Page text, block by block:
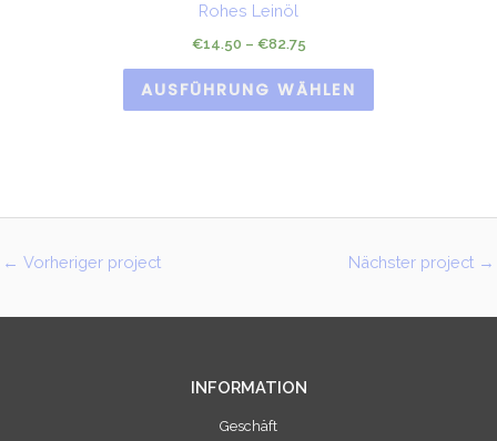
Rohes Leinöl
€14.50 – €82.75
AUSFÜHRUNG WÄHLEN
← Vorheriger project Nächster project →
INFORMATION
Geschäft